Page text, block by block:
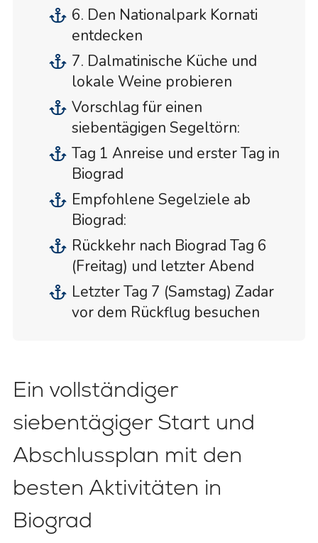
6. Den Nationalpark Kornati
entdecken
7. Dalmatinische Küche und
lokale Weine probieren
Vorschlag für einen
siebentägigen Segeltörn:
Tag 1 Anreise und erster Tag in
Biograd
Empfohlene Segelziele ab
Biograd:
Rückkehr nach Biograd Tag 6
(Freitag) und letzter Abend
Letzter Tag 7 (Samstag) Zadar
vor dem Rückflug besuchen
Ein vollständiger
siebentägiger Start und
Abschlussplan mit den
besten Aktivitäten in
Biograd